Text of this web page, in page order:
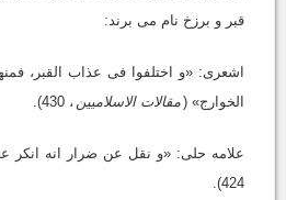
قبر و برزخ نام مى برند:
اشعرى: «و اختلفوا فى عذاب القبر،
الخوارج» (مقالات الاسلامیین ، 430).
علامه حلى: «و نقل عن ضرار انه انکر
424).